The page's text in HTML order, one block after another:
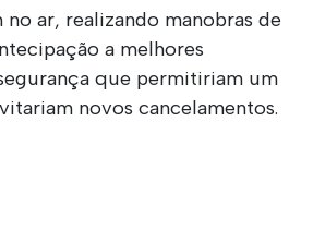
no ar, realizando manobras de
a melhores
que permitiriam um
novos cancelamentos.